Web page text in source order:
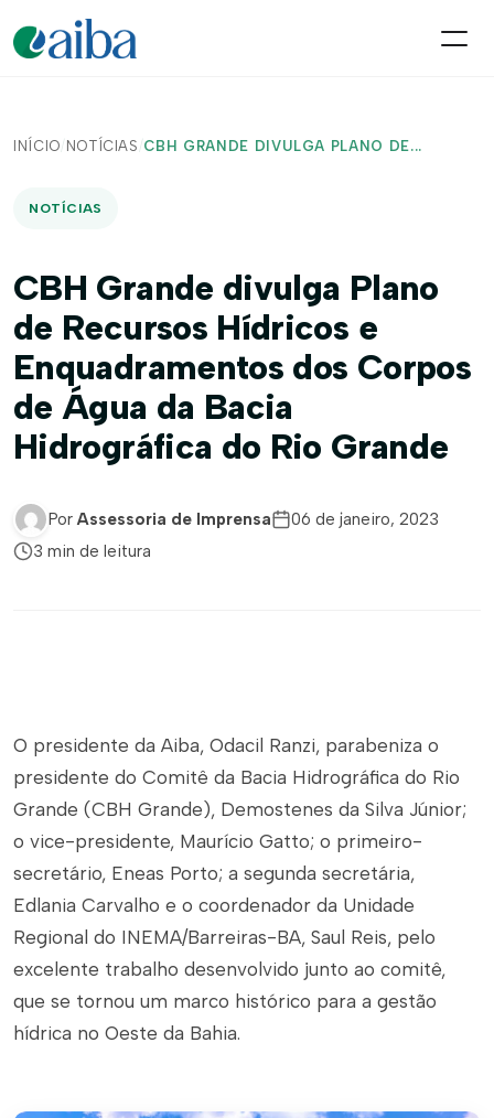
INÍCIO/ NOTÍCIAS /CBH GRANDE DIVULGA PLANO DE...
NOTÍCIAS
CBH Grande divulga Plano
de Recursos Hídricos e
Enquadramentos dos Corpos
de Água da Bacia
Hidrográfica do Rio Grande
Por Assessoria de Imprensa
06 de janeiro, 2023
3 min de leitura
O presidente da Aiba, Odacil Ranzi, parabeniza o
presidente do Comitê da Bacia Hidrográfica do Rio
Grande (CBH Grande), Demostenes da Silva Júnior;
o vice-presidente, Maurício Gatto; o primeiro-
secretário, Eneas Porto; a segunda secretária,
Edlania Carvalho e o coordenador da Unidade
Regional do INEMA/Barreiras-BA, Saul Reis, pelo
excelente trabalho desenvolvido junto ao comitê,
que se tornou um marco histórico para a gestão
hídrica no Oeste da Bahia.